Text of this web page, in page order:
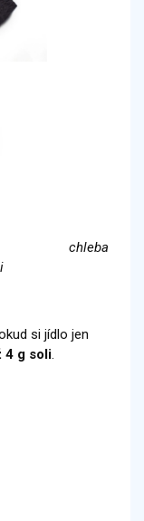
g soli chleba
si jídlo jen
4 g soli